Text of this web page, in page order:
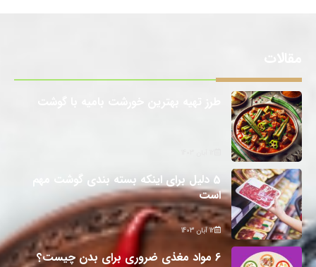
5 دلیل برای اینکه بسته بندی گوشت مهم
است
12 آبان 1403
6 مواد مغذی ضروری برای بدن چیست؟